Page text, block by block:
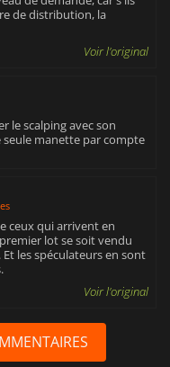
de distribution, la
Voir l'original
le scalping avec son
manette par compte
ceux qui arrivent en
lot se soit vendu
les spéculateurs en sont
Voir l'original